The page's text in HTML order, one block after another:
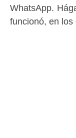
WhatsApp.
funcionó, en los